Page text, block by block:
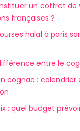
un coffret de
françaises ?
halal à paris
entre le
cognac :
: quel budget